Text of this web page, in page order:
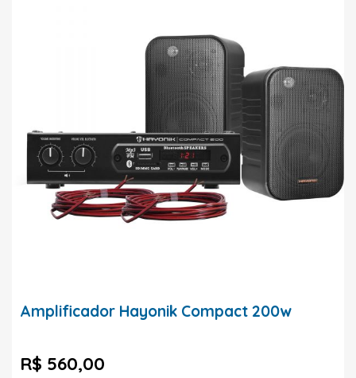
Amplificador Hayonik Compact 200w
R$ 560,00